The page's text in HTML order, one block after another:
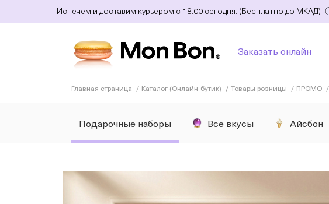
Испечем и доставим курьером с 18:00 сегодня. (Бесплатно до МКАД)
Заказать онлайн
Главная страница Каталог (Онлайн-бутик) Товары розницы ПРОМО
Подарочные наборы Все вкусы Айсбон